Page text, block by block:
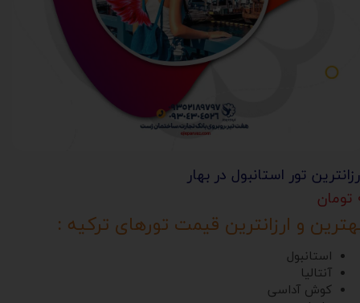
تور استانبول در بهار
و ارزانترین قیمت تورهای ترکیه :
استانبول
آنتالیا
کوش آداسی